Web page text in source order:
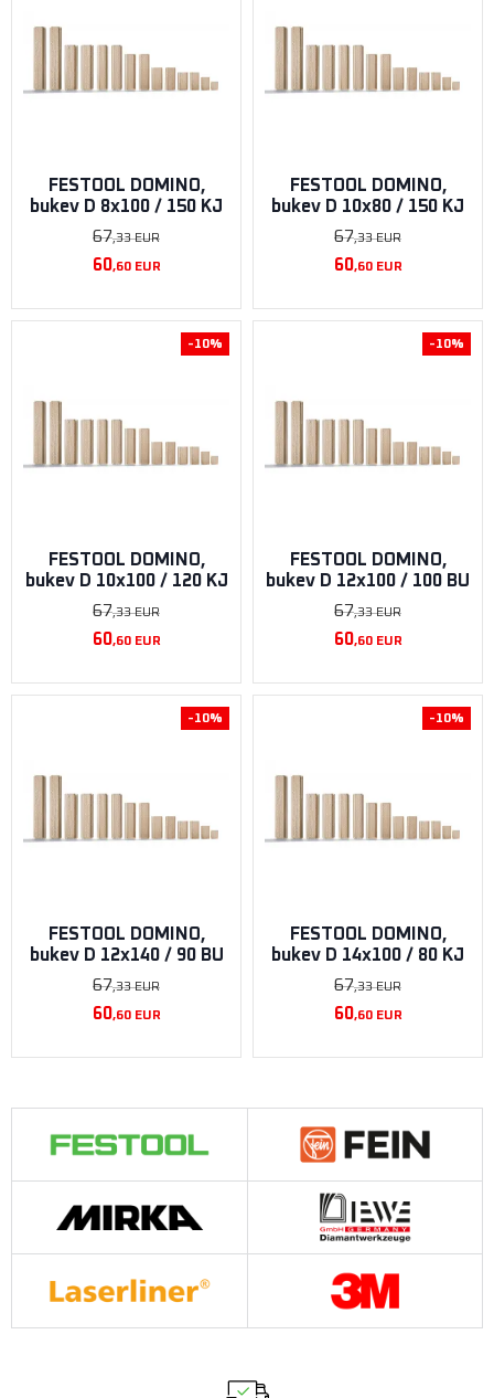
FESTOOL DOMINO,
bukev D 8x100 / 150 KJ
67,33EUR
60,60EUR
FESTOOL DOMINO,
bukev D 10x80 / ​​150 KJ
67,33EUR
60,60EUR
-10%
FESTOOL DOMINO,
bukev D 10x100 / 120 KJ
67,33EUR
60,60EUR
-10%
FESTOOL DOMINO,
bukev D 12x100 / 100 BU
67,33EUR
60,60EUR
-10%
FESTOOL DOMINO,
bukev D 12x140 / 90 BU
67,33EUR
60,60EUR
-10%
FESTOOL DOMINO,
bukev D 14x100 / 80 KJ
67,33EUR
60,60EUR